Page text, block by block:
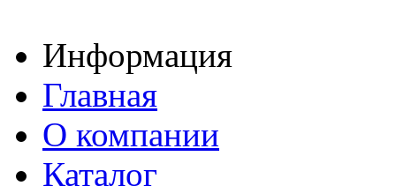
Информация
Главная
О компании
Каталог